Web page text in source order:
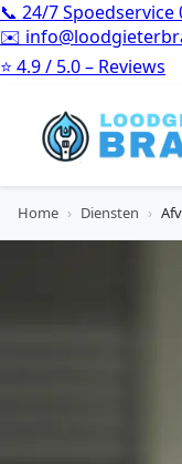
📞 24/7 Spoedservice
✉️
⭐ 4.9 / 5.0 – Reviews
Home › Diensten ›